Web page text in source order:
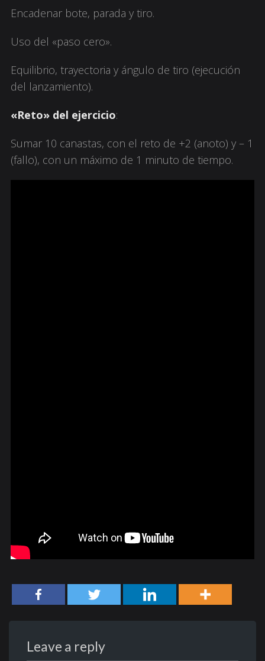
Encadenar bote, parada y tiro.
Uso del «paso cero».
Equilibrio, trayectoria y ángulo de tiro (ejecución
del lanzamiento).
«Reto» del ejercicio:
Sumar 10 canastas, con el reto de +2 (anoto) y – 1
(fallo), con un máximo de 1 minuto de tiempo.
Leave a reply